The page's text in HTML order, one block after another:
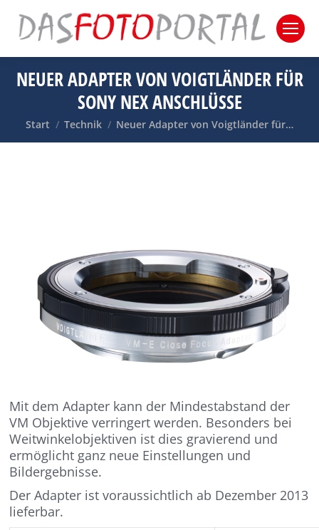
NEUER ADAPTER VON VOIGTLÄNDER FÜR
SONY NEX ANSCHLÜSSE
Sie befinden sich hier:
Start Technik Neuer Adapter von Voigtländer für…
Mit dem Adapter kann der Mindestabstand der
VM Objektive verringert werden. Besonders bei
Weitwinkelobjektiven ist dies gravierend und
ermöglicht ganz neue Einstellungen und
Bildergebnisse.
Der Adapter ist voraussichtlich ab Dezember 2013
lieferbar.